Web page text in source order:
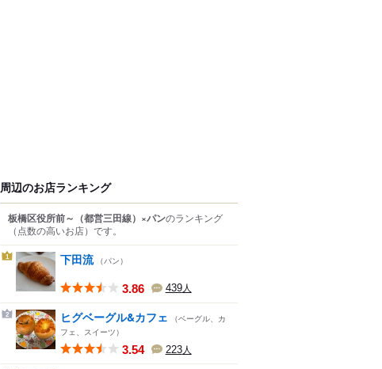
周辺のお店ランキング
板橋区役所前～（都営三田線）×パンのランキング
（点数の高いお店） です。
1 下田流 （パン）
3.86 439人
2 ヒグベーグル&カフェ
（ベーグル、カ
フェ、スイーツ）
3.54 223人